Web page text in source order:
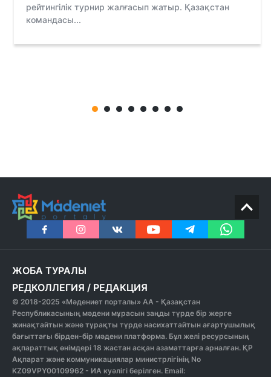
рейтингілік турнир жалғасып жатыр. Қазақстан
командасы...
ЖОБА ТУРАЛЫ
РЕДКОЛЛЕГИЯ / РЕДАКЦИЯ
© 2018-2025 «Мәдениет порталы» АА - Қазақстан
Республикасының мәдени мұрасын заңды түрде бір жерге
жинақтайтын және тұрақты түрде насихаттайтын ағартушылық
бағыттағы бірден-бір мәдени платформа. Бұл желі ресурсының
ақпараттық өнімдері 18 жастан асқан азаматтарға арналған. ҚР
Ақпарат және коммуникациялар министрлігінің No
KZ09VPY00109962 - ИА куәлігі берілген. Email: